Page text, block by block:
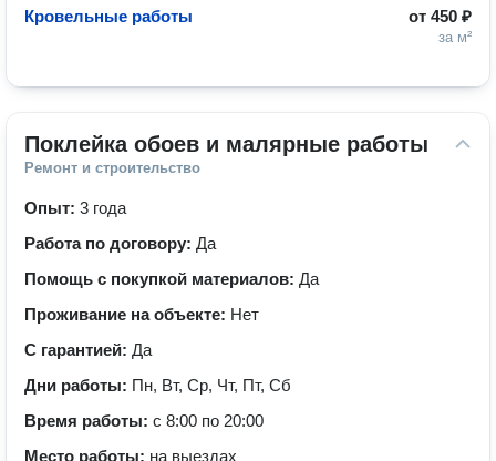
от 450 ₽
за м²
Кровельные работы
Поклейка обоев и малярные работы
Ремонт и строительство
Опыт: 3 года
Работа по договору: Да
Помощь с покупкой материалов: Да
Проживание на объекте: Нет
С гарантией: Да
Дни работы: Пн, Вт, Ср, Чт, Пт, Сб
Время работы: с 8:00 по 20:00
Место работы: на выездах